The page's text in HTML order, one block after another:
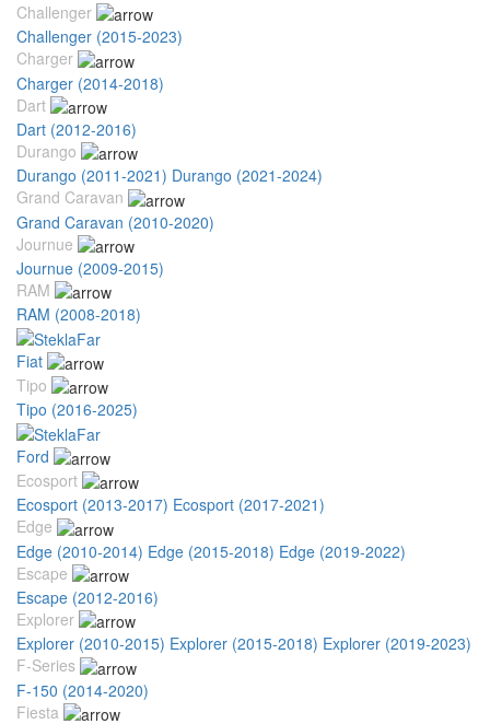
Challenger
Challenger (2015-2023)
Charger
Charger (2014-2018)
Dart
Dart (2012-2016)
Durango
Durango (2011-2021) Durango (2021-2024)
Grand Caravan
Grand Caravan (2010-2020)
Journue
Journue (2009-2015)
RAM
RAM (2008-2018)
Fiat
Tipo
Tipo (2016-2025)
Ford
Ecosport
Ecosport (2013-2017) Ecosport (2017-2021)
Edge
Edge (2010-2014) Edge (2015-2018) Edge (2019-2022)
Escape
Escape (2012-2016)
Explorer
Explorer (2010-2015) Explorer (2015-2018) Explorer (2019-2023)
F-Series
F-150 (2014-2020)
Fiesta